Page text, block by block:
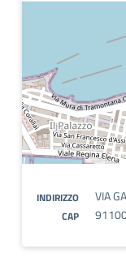
INDIRIZZO VIA
CAP